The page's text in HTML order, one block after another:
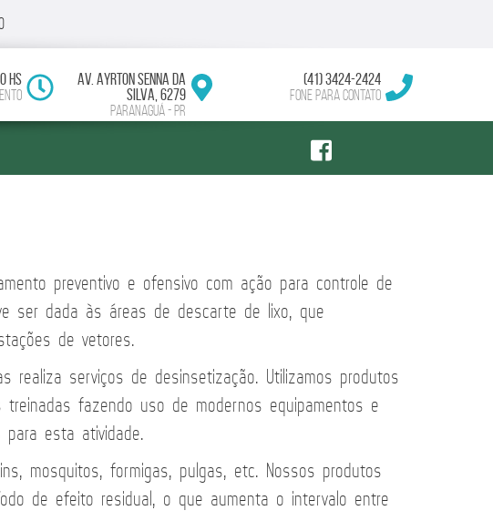
HS
AV. Ayrton Senna da
Silva, 6279
Paranaguá - PR
(41) 3424-2424
Fone para contato
preventivo e ofensivo com ação para controle de
ser dada às áreas de descarte de lixo, que
de vetores.
realiza serviços de desinsetização. Utilizamos produtos
fazendo uso de modernos equipamentos e
esta atividade.
mosquitos, formigas, pulgas, etc. Nossos produtos
de efeito residual, o que aumenta o intervalo entre